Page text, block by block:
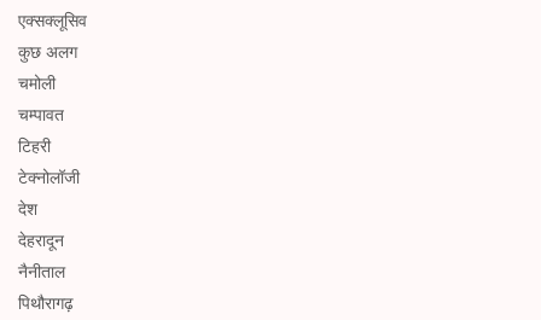
एक्सक्लूसिव
कुछ अलग
चमोली
चम्पावत
टिहरी
टेक्नोलॉजी
देश
देहरादून
नैनीताल
पिथौरागढ़